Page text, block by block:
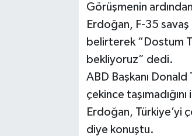
Görüşmenin
Erdoğan, F-35 savaş
belirterek “Dostum
bekliyoruz” dedi.
ABD Başkanı
çekince
Erdoğan, Türkiye’yi
diye konuştu.